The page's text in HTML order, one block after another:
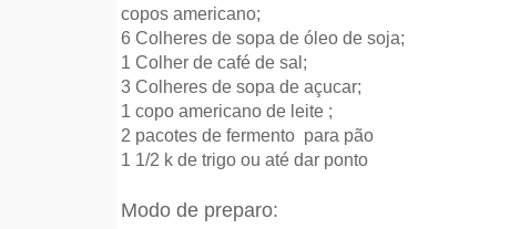
copos americano;
6 Colheres de sopa de óleo de soja;
1 Colher de café de sal;
3 Colheres de sopa de açucar;
1 copo americano de leite ;
2 pacotes de fermento para pão
1 1/2 k de trigo ou até dar ponto
Modo de preparo: